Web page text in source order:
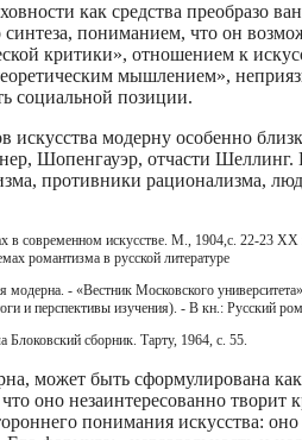
как средства преобразо­
пониманием, что он
критики», отношением к
мышлением»,
социальной позиции.
искусства модерну особенно
Шопенгауэр, отчасти Шеллинг.
противники рационализма,
в современном искусстве. М., 1904,с. 22-23 XX
романтизма в русской литературе
модерна. - «Вестник Московского
и перспективы изучения). - В кн.: Русский
Блоковский сборник. Тарту, 1964, с. 55.
может быть сформулирована
оно незаинтересованно
понимания искусства: